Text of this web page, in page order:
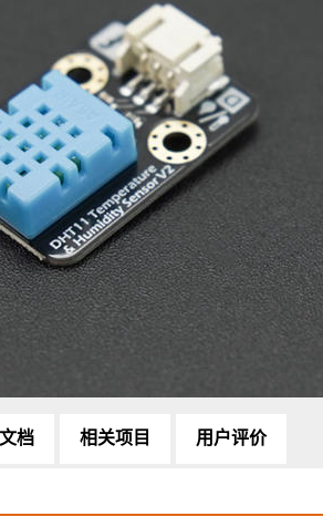
档 相关项目 用户评价